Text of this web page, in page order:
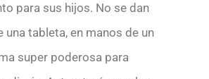
para sus hijos. No se dan
una tableta, en manos de un
super poderosa para